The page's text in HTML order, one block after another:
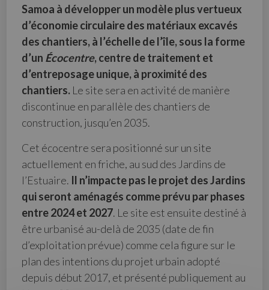
Samoa à développer un modèle plus vertueux
d’économie circulaire des matériaux excavés
des chantiers, à l’échelle de l’île, sous la forme
d’un Écocentre, centre de traitement et
d’entreposageunique, à proximité des
chantiers. Le site sera en activité de manière
discontinue en parallèle des chantiers de
construction, jusqu’en 2035.
Cet écocentre sera positionné sur un site
actuellement en friche, au sud des Jardins de
l’Estuaire. Il n’impacte pas le projet des Jardins
qui seront aménagés comme prévu par phases
entre 2024 et 2027. Le site est ensuite destiné à
être urbanisé au-delà de 2035 (date de fin
d’exploitation prévue) comme cela figure sur le
plan des intentions du projet urbain adopté
depuis début 2017, et présenté publiquement au